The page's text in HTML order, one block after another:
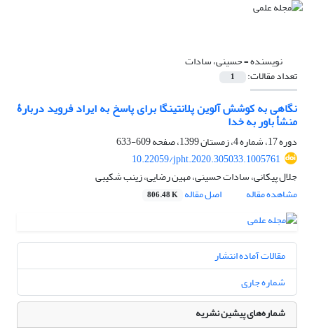
نویسنده =حسینی، سادات
تعداد مقالات: 1
نگاهی به کوشش آلوین پلانتینگا برای پاسخ به ایراد فروید دربارۀ
منشأ باور به خدا
دوره 17، شماره 4، زمستان 1399، صفحه
609-633
10.22059/jpht.2020.305033.1005761
جلال پیکانی، سادات حسینی، مهین رضایی، زینب شکیبی
مشاهده مقاله
اصل مقاله 806.48 K
مقالات آماده انتشار
شماره جاری
شماره‌های پیشین نشریه